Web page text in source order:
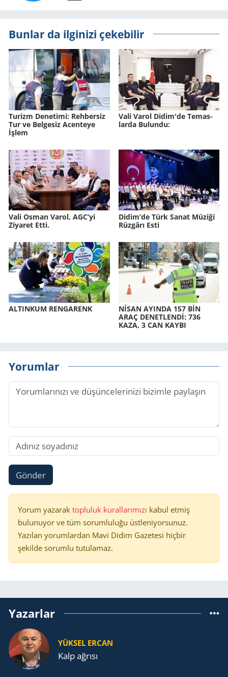
Bunlar da ilginizi çekebilir
Tu­rizm De­ne­ti­mi: Reh­ber­siz
Tur ve Bel­ge­siz Acen­te­ye
İşlem
Vali Varol Didim'de Te­mas­
lar­da Bu­lun­du:
Vali Osman Varol, AGC’yi
Ziyaret Etti.
Didim’de Türk Sanat Mü­zi­ği
Rüz­gâ­rı Esti
AL­TIN­KUM REN­GA­RENK
NİSAN AYIN­DA 157 BİN
ARAÇ DE­NET­LENDİ: 736
KAZA, 3 CAN KAYBI
Yorumlar
Gönder
Yorum yazarak topluluk kurallarımızı kabul etmiş
bulunuyor ve tüm sorumluluğu üstleniyorsunuz.
Yazılan yorumlardan Mavi Didim Gazetesi hiçbir
şekilde sorumlu tutulamaz.
Yazarlar
YÜKSEL ERCAN
Kalp ağrısı